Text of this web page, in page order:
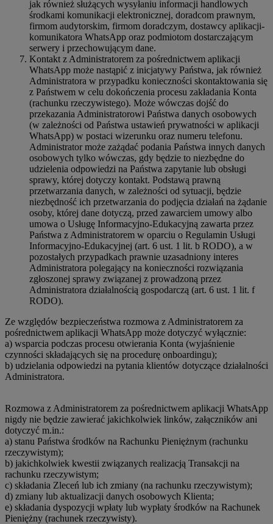
jak również służących wysyłaniu informacji handlowych
środkami komunikacji elektronicznej, doradcom prawnym,
firmom audytorskim, firmom doradczym, dostawcy aplikacji-
komunikatora WhatsApp oraz podmiotom dostarczającym
serwery i przechowującym dane.
Kontakt z Administratorem za pośrednictwem aplikacji
WhatsApp może nastąpić z inicjatywy Państwa, jak również
Administratora w przypadku konieczności skontaktowania się
z Państwem w celu dokończenia procesu zakładania Konta
(rachunku rzeczywistego). Może wówczas dojść do
przekazania Administratorowi Państwa danych osobowych
(w zależności od Państwa ustawień prywatności w aplikacji
WhatsApp) w postaci wizerunku oraz numeru telefonu.
Administrator może zażądać podania Państwa innych danych
osobowych tylko wówczas, gdy będzie to niezbędne do
udzielenia odpowiedzi na Państwa zapytanie lub obsługi
sprawy, której dotyczy kontakt. Podstawą prawną
przetwarzania danych, w zależności od sytuacji, będzie
niezbędność ich przetwarzania do podjęcia działań na żądanie
osoby, której dane dotyczą, przed zawarciem umowy albo
umowa o Usługę Informacyjno-Edukacyjną zawarta przez
Państwa z Administratorem w oparciu o Regulamin Usługi
Informacyjno-Edukacyjnej (art. 6 ust. 1 lit. b RODO), a w
pozostałych przypadkach prawnie uzasadniony interes
Administratora polegający na konieczności rozwiązania
zgłoszonej sprawy związanej z prowadzoną przez
Administratora działalnością gospodarczą (art. 6 ust. 1 lit. f
RODO).
Ze względów bezpieczeństwa rozmowa z Administratorem za
pośrednictwem aplikacji WhatsApp może dotyczyć wyłącznie:
a) wsparcia podczas procesu otwierania Konta (wyjaśnienie
czynności składających się na procedurę onboardingu);
b) udzielania odpowiedzi na pytania klientów dotyczące działalności
Administratora.
Rozmowa z Administratorem za pośrednictwem aplikacji WhatsApp
nigdy nie będzie zawierać jakichkolwiek linków, załączników ani
dotyczyć m.in.:
a) stanu Państwa środków na Rachunku Pieniężnym (rachunku
rzeczywistym);
b) jakichkolwiek kwestii związanych realizacją Transakcji na
rachunku rzeczywistym;
c) składania Zleceń lub ich zmiany (na rachunku rzeczywistym);
d) zmiany lub aktualizacji danych osobowych Klienta;
e) składania dyspozycji wpłaty lub wypłaty środków na Rachunek
Pieniężny (rachunek rzeczywisty).